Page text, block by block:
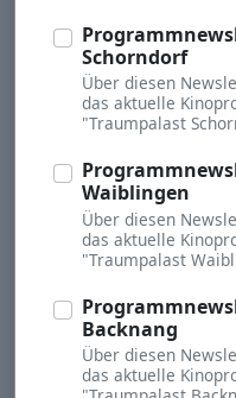
Schorndorf
Über diesen
das aktuelle
"Traumpalast
Waiblingen
Über diesen
das aktuelle
"Traumpalast
Backnang
Über diesen
das aktuelle